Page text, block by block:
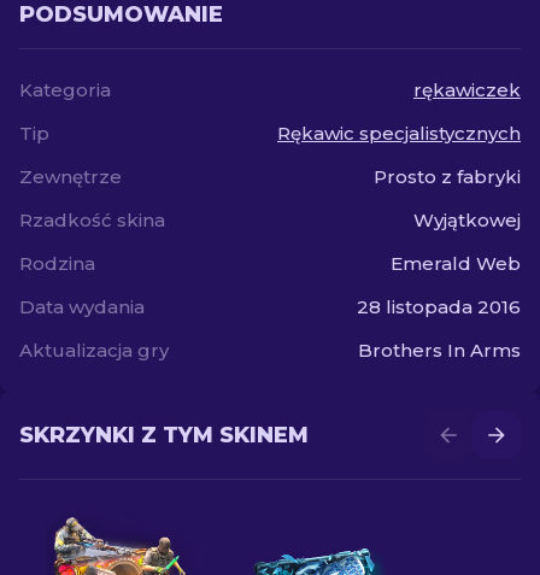
PODSUMOWANIE
Kategoria
rękawiczek
Tip
Rękawic specjalistycznych
Zewnętrze
Prosto z fabryki
Rzadkość skina
Wyjątkowej
Rodzina
Emerald Web
Data wydania
28 listopada 2016
Aktualizacja gry
Brothers In Arms
SKRZYNKI Z TYM SKINEM